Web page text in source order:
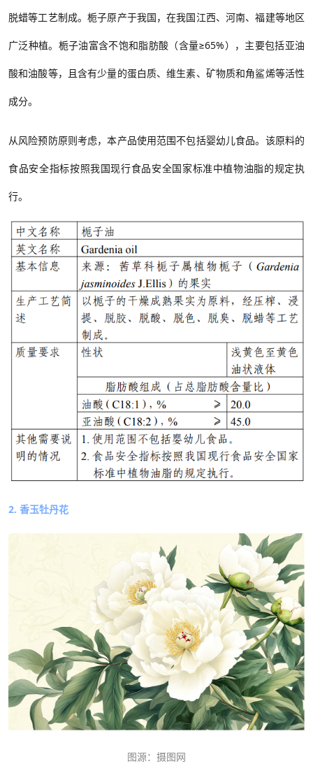
脱蜡等工艺制成。栀子原产于我国，在我国江西、河南、福建等地区
广泛种植。栀子油富含不饱和脂肪酸 （含量≥65%），主要包括亚油
酸和油酸等，且含有少量的蛋白质、维生素、矿物质和角鲨烯等活性
成分。
从风险预防原则考虑，本产品使用范围不包括婴幼儿食品。该原料的
食品安全指标按照我国现行食品安全国家标准中植物油脂的规定执
行。
2. 香玉牡丹花
图源：摄图网